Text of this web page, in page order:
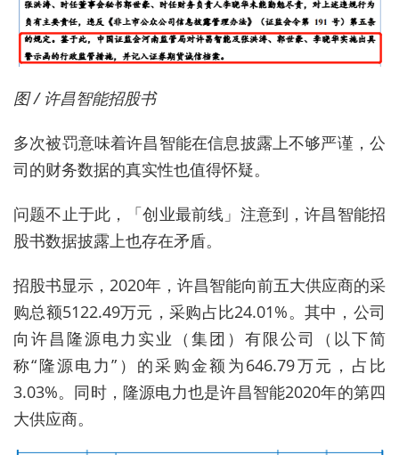
图 / 许昌智能招股书
多次被罚意味着许昌智能在信息披露上不够严谨，公
司的财务数据的真实性也值得怀疑。
问题不止于此，「创业最前线」注意到，许昌智能招
股书数据披露上也存在矛盾。
招股书显示，2020年，许昌智能向前五大供应商的采
购总额5122.49万元，采购占比24.01%。其中，公司
向许昌隆源电力实业（集团）有限公司（以下简
称“隆源电力”）的采购金额为646.79万元，占比
3.03%。同时，隆源电力也是许昌智能2020年的第四
大供应商。